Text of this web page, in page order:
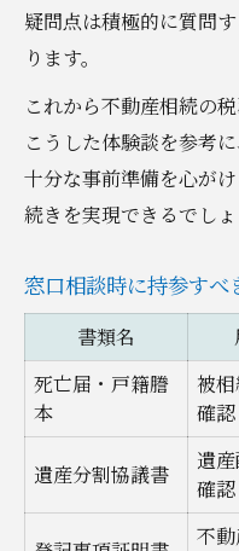
疑問点は積極的に質問
ります。
これから不動産相続の
こうした体験談を参考
十分な事前準備を心が
続きを実現できるでしょ
窓口相談時に持参すべ
書類名
死亡届・戸籍謄
本
被
確認
遺産分割協議書
遺
確認
不